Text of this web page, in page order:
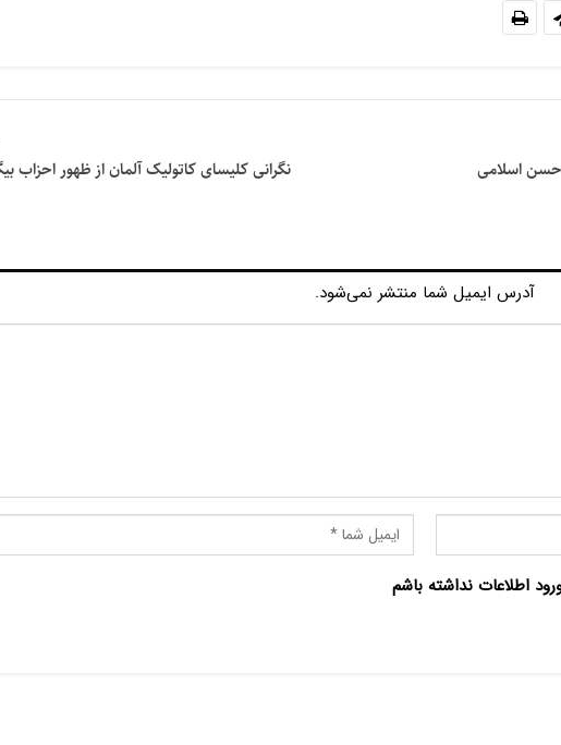
حسن اسلامی
نگرانی کلیسای کاتولیک آلمان از ظهور احزاب
آدرس ایمیل شما منتشر نمی‌شود.
اطلاعات نداشته باشم